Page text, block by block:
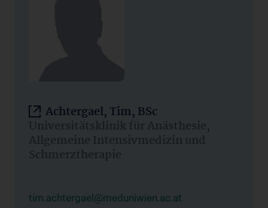
Achtergael, Tim, BSc
Universitätsklinik für Anästhesie,
Allgemeine Intensivmedizin und
Schmerztherapie
tim.achtergael@meduniwien.ac.at